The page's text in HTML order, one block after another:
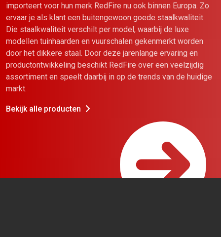
importeert voor hun merk RedFire nu ook binnen Europa. Zo
ervaar je als klant een buitengewoon goede staalkwaliteit.
Die staalkwaliteit verschilt per model, waarbij de luxe
modellen tuinhaarden en vuurschalen gekenmerkt worden
door het dikkere staal. Door deze jarenlange ervaring en
productontwikkeling beschikt RedFire over een veelzijdig
assortiment en speelt daarbij in op de trends van de huidige
markt.
Bekijk alle producten